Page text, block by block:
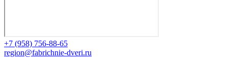
+7 (958) 756-88-65
region@fabrichnie-dveri.ru